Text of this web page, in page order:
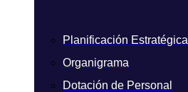
Planificación Estratégica
Organigrama
Dotación de Personal